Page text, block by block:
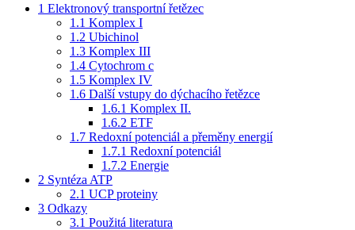
1 Elektronový transportní řetězec
1.1 Komplex I
1.2 Ubichinol
1.3 Komplex III
1.4 Cytochrom c
1.5 Komplex IV
1.6 Další vstupy do dýchacího řetězce
1.6.1 Komplex II.
1.6.2 ETF
1.7 Redoxní potenciál a přeměny energií
1.7.1 Redoxní potenciál
1.7.2 Energie
2 Syntéza ATP
2.1 UCP proteiny
3 Odkazy
3.1 Použitá literatura